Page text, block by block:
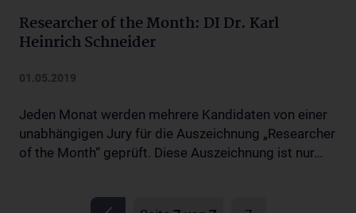
Researcher of the Month: DI Dr. Karl
Heinrich Schneider
01.05.2019
Jeden Monat werden mehrere Kandidaten von einer
unabhängigen Jury für die Auszeichnung „Researcher
of the Month“ geprüft. Diese Auszeichnung ist nur…